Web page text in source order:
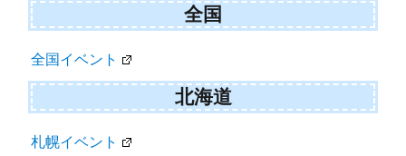
ン
全国
全国イベント
北海道
札幌イベント